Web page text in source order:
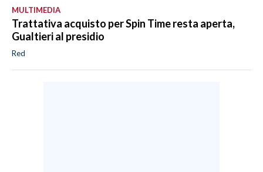
MULTIMEDIA
Trattativa acquisto per Spin Time resta aperta,
Gualtieri al presidio
Red